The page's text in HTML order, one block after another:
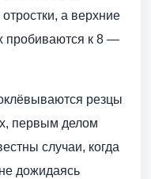
а верхние
пробиваются к 8 —
резцы
первым делом
случаи, когда
дожидаясь